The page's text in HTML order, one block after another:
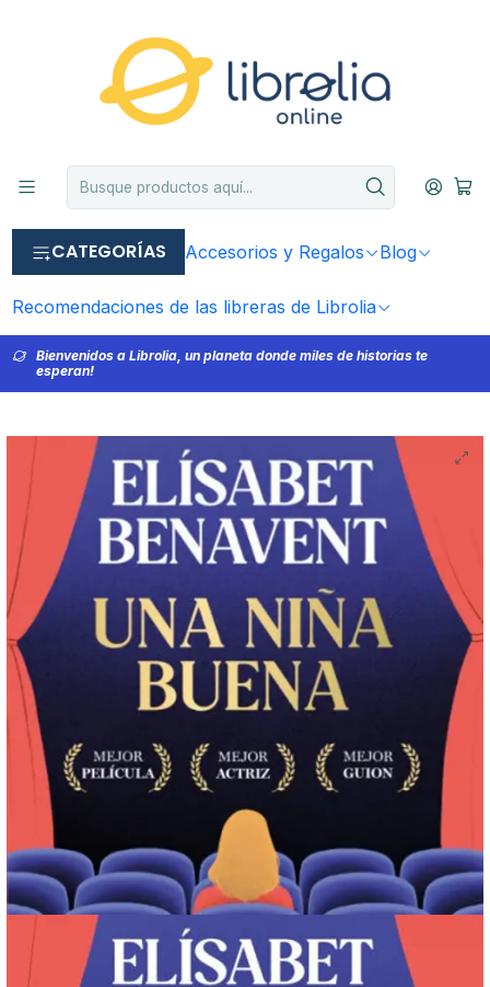
CATEGORÍAS Accesorios y Regalos Blog
Recomendaciones de las libreras de Librolia
Bienvenidos a Librolia, un planeta donde miles de historias te
esperan!